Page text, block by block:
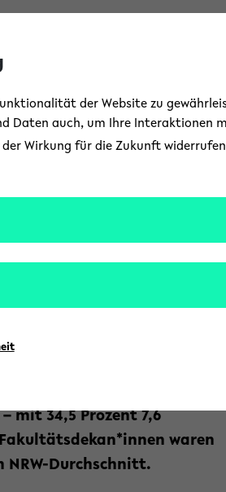
3 in der
mit 34,5 Prozent 7,6
waren
NRW-Durchschnitt.
der Website zu
Daten auch, um Ihre Interaktionen
Wirkung für die Zukunft